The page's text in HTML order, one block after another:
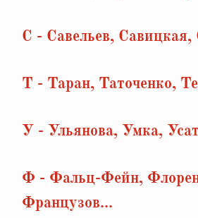
С - Савельев, Савицкая,
Т - Таран, Таточенко,
У - Ульянова, Умка,
Ф - Фальц-Фейн,
Французов...